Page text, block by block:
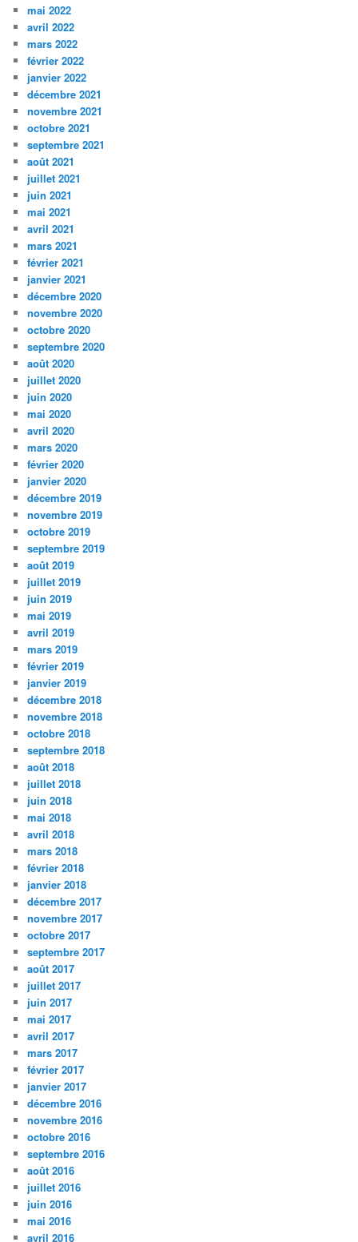
mai 2022
avril 2022
mars 2022
février 2022
janvier 2022
décembre 2021
novembre 2021
octobre 2021
septembre 2021
août 2021
juillet 2021
juin 2021
mai 2021
avril 2021
mars 2021
février 2021
janvier 2021
décembre 2020
novembre 2020
octobre 2020
septembre 2020
août 2020
juillet 2020
juin 2020
mai 2020
avril 2020
mars 2020
février 2020
janvier 2020
décembre 2019
novembre 2019
octobre 2019
septembre 2019
août 2019
juillet 2019
juin 2019
mai 2019
avril 2019
mars 2019
février 2019
janvier 2019
décembre 2018
novembre 2018
octobre 2018
septembre 2018
août 2018
juillet 2018
juin 2018
mai 2018
avril 2018
mars 2018
février 2018
janvier 2018
décembre 2017
novembre 2017
octobre 2017
septembre 2017
août 2017
juillet 2017
juin 2017
mai 2017
avril 2017
mars 2017
février 2017
janvier 2017
décembre 2016
novembre 2016
octobre 2016
septembre 2016
août 2016
juillet 2016
juin 2016
mai 2016
avril 2016